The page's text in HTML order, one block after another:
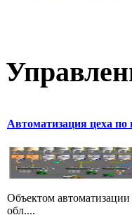
Автоматизация цеха по
Объектом
обл....